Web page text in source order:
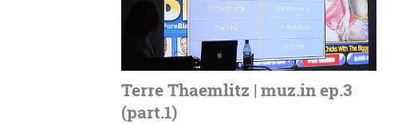
Terre Thaemlitz | muz.in ep.3
(part.1)